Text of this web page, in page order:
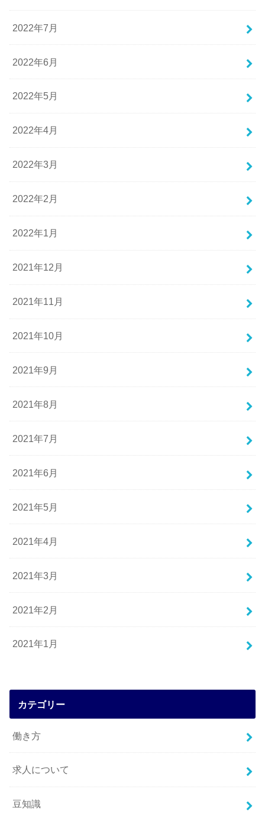
2022年7月
2022年6月
2022年5月
2022年4月
2022年3月
2022年2月
2022年1月
2021年12月
2021年11月
2021年10月
2021年9月
2021年8月
2021年7月
2021年6月
2021年5月
2021年4月
2021年3月
2021年2月
2021年1月
カテゴリー
働き方
求人について
豆知識